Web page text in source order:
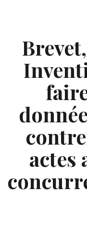
actes